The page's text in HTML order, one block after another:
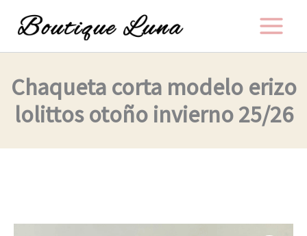
Chaqueta corta modelo erizo
lolittos otoño invierno 25/26